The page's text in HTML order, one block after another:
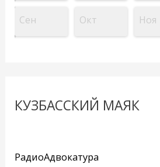
Сен Окт Ноя
КУЗБАССКИЙ МАЯК
РадиоАдвокатура